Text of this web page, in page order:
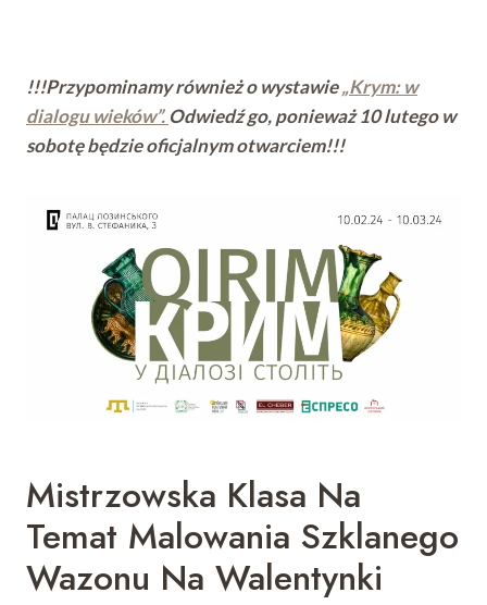
!!!Przypominamy również o wystawie„Krym: w
dialogu wieków”. Odwiedź go, ponieważ 10 lutego w
sobotę będzie oficjalnym otwarciem!!!
Mistrzowska Klasa Na
Temat Malowania Szklanego
Wazonu Na Walentynki